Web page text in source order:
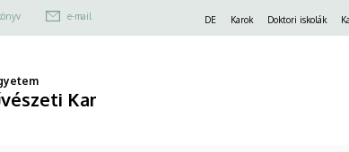
e-mail
Felső
DE Karok Doktori iskolák
Kar